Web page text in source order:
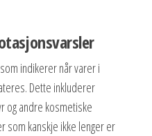
indikerer når varer i
Dette inkluderer
og andre kosmetiske
som kanskje ikke lenger er